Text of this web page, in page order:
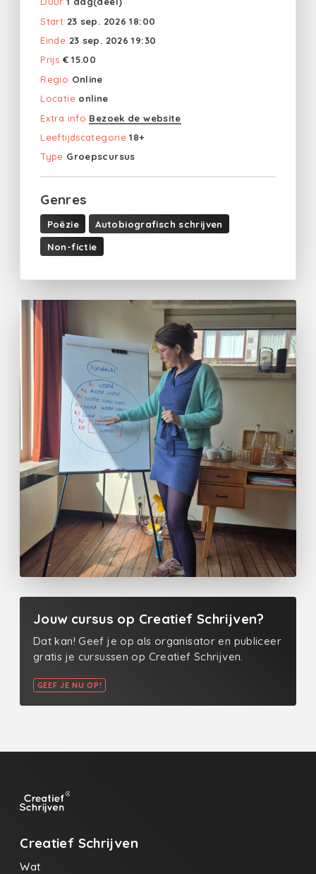
Start 23 sep. 2026 18:00
Einde 23 sep. 2026 19:30
Prijs € 15.00
Regio Online
Locatie online
Extra info Bezoek de website
Leeftijdscategorie 18+
Type Groepscursus
Genres
Poëzie Autobiografisch schrijven
Non-fictie
Jouw cursus op Creatief Schrijven?
Dat kan! Geef je op als organisator en publiceer
gratis je cursussen op Creatief Schrijven.
GEEF JE NU OP!
Creatief Schrijven
Wat